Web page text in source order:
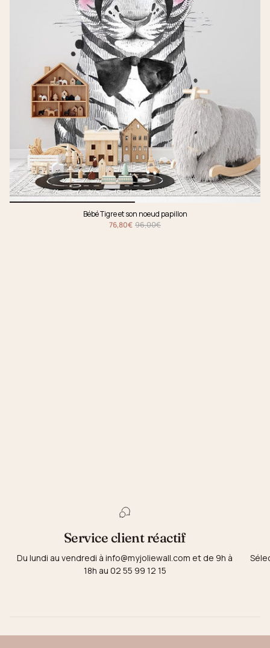
Bébé Tigre et son noeud papillon
76,80€ 96,00€
Service client réactif
Du lundi au vendredi à info@myjoliewall.com et de 9h à
18h au 02 55 99 12 15